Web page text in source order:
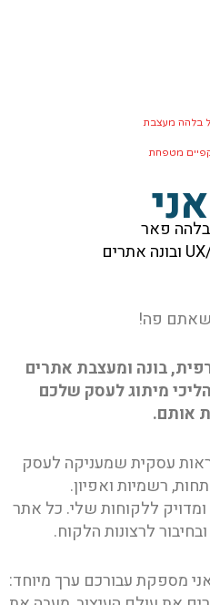
בלהה פאר
שאתם פה!
בונה ומעצבת אתרים
מיתוג לעסק שלכם
אותם.
עסקית שמעניקה לעסק
רשמיות ואפיון.
ללקוחות שלי. כל אתר
לרצונות הלקוח.
מספקת עבורכם ערך מיוחד: